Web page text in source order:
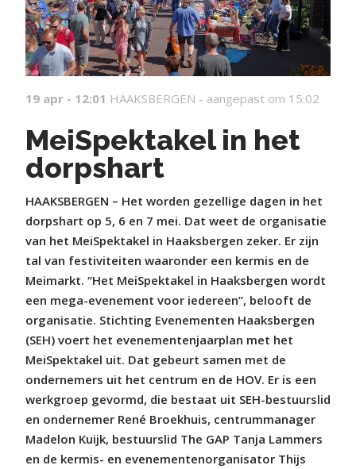
19 apr - 12:01 HAAKSBERGEN - aangepast om 15:02
MeiSpektakel in het
dorpshart
HAAKSBERGEN – Het worden gezellige dagen in het
dorpshart op 5, 6 en 7 mei. Dat weet de organisatie
van het MeiSpektakel in Haaksbergen zeker. Er zijn
tal van festiviteiten waaronder een kermis en de
Meimarkt. “Het MeiSpektakel in Haaksbergen wordt
een mega-evenement voor iedereen”, belooft de
organisatie. Stichting Evenementen Haaksbergen
(SEH) voert het evenementenjaarplan met het
MeiSpektakel uit. Dat gebeurt samen met de
ondernemers uit het centrum en de HOV. Er is een
werkgroep gevormd, die bestaat uit SEH-bestuurslid
en ondernemer René Broekhuis, centrummanager
Madelon Kuijk, bestuurslid The GAP Tanja Lammers
en de kermis- en evenementenorganisator Thijs